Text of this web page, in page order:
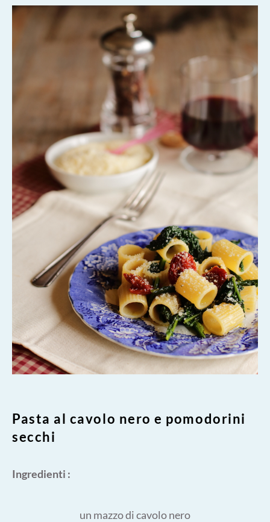
Pasta al cavolo nero e pomodorini
secchi
Ingredienti :
un mazzo di cavolo nero